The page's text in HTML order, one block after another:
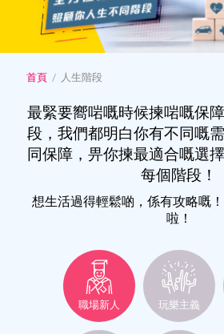
首頁/ 人生階段
最緊要嚮啱嘅時候揀啱嘅保
段，我們都明白你有不同嘅
同保障，畀你揀最適合嘅選
每個階段！
想生活過得輕鬆啲，係有攻略嘅
啦！
職場新人 玩樂主義